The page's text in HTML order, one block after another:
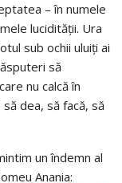
– în numele
lucidităţii. Ura
sub ochii uluiţi ai
să
nu calcă în
dea, să facă, să
un îndemn al
Anania: